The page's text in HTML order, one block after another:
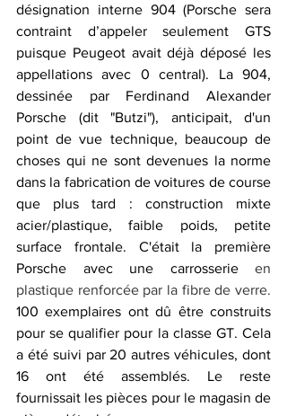
désignation interne 904 (Porsche sera
contraint d’appeler seulement GTS
puisque Peugeot avait déjà déposé les
appellations avec 0 central). La 904,
dessinée par Ferdinand Alexander
Porsche (dit "Butzi"), anticipait, d'un
point de vue technique, beaucoup de
choses qui ne sont devenues la norme
dans la fabrication de voitures de course
que plus tard : construction mixte
acier/plastique, faible poids, petite
surface frontale. C'était la première
Porsche avec une carrosserie en
plastique renforcée par la fibre de verre.
100 exemplaires ont dû être construits
pour se qualifier pour la classe GT. Cela
a été suivi par 20 autres véhicules, dont
16 ont été assemblés. Le reste
fournissait les pièces pour le magasin de